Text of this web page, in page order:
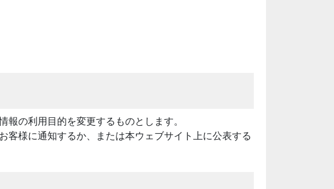
の利用目的を変更するものとします。
客様に通知するか、または本ウェブサイト上に公表する